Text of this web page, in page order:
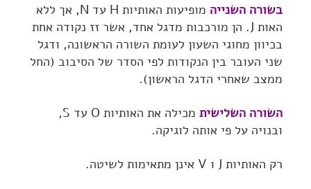
בשורה השנייה
מופיעות האותיות H עד N, אך ללא
האות J. הן מורכבות מדגל אחד, אשר זז נקודה אחת
בכיוון מחוגי השעון לעומת השורה הראשונה, ודגל
שני העובר בין הנקודות לפי הסדר של הסיבוב (החל
ממצב שאחרי הדגל הראשון).
השורה השלישית
מכילה את האותיות O עד S,
ובנויה על פי אותה לוגיקה.
רק האותיות J ו V אינן מתאימות לשיטה.